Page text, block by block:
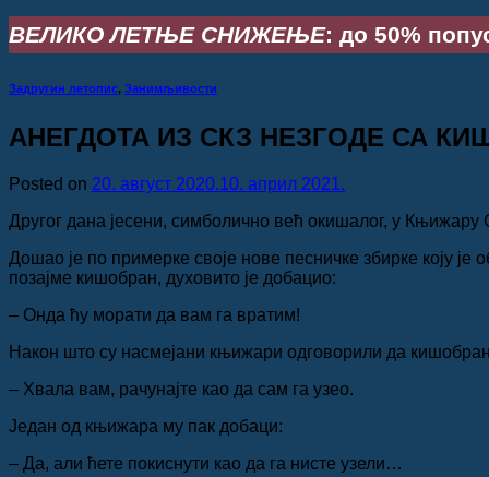
ВЕЛИКО ЛЕТЊЕ СНИЖЕЊЕ: до 50%
Задругин летопис, Занимљивости
АНЕГДОТА ИЗ СКЗ НЕЗГОДЕ СА
Posted on 20. август 2020.10. април 2021.
Другог дана јесени, симболично већ окишалог, у
Дошао је по примерке своје нове песничке збирке коју
позајме кишобран, духовито је добацио:
– Онда ћу морати да вам га вратим!
Након што су насмејани књижари одговорили да
– Хвала вам, рачунајте као да сам га узео.
Један од књижара му пак добаци:
– Да, али ћете покиснути као да га нисте узели…